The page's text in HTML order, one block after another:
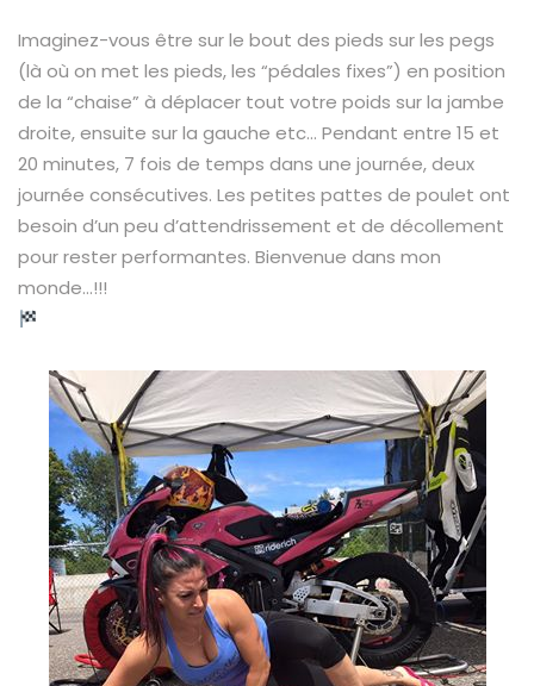
Imaginez-vous être sur le bout des pieds sur les pegs
(là où on met les pieds, les “pédales fixes”) en position
de la “chaise” à déplacer tout votre poids sur la jambe
droite, ensuite sur la gauche etc… Pendant entre 15 et
20 minutes, 7 fois de temps dans une journée, deux
journée consécutives. Les petites pattes de poulet ont
besoin d’un peu d’attendrissement et de décollement
pour rester performantes. Bienvenue dans mon
monde…!!!